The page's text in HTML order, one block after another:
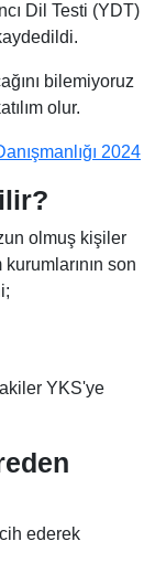
Dil Testi (YDT)
bilemiyoruz
olur.
2024
olmuş kişiler
son
YKS'ye
ederek